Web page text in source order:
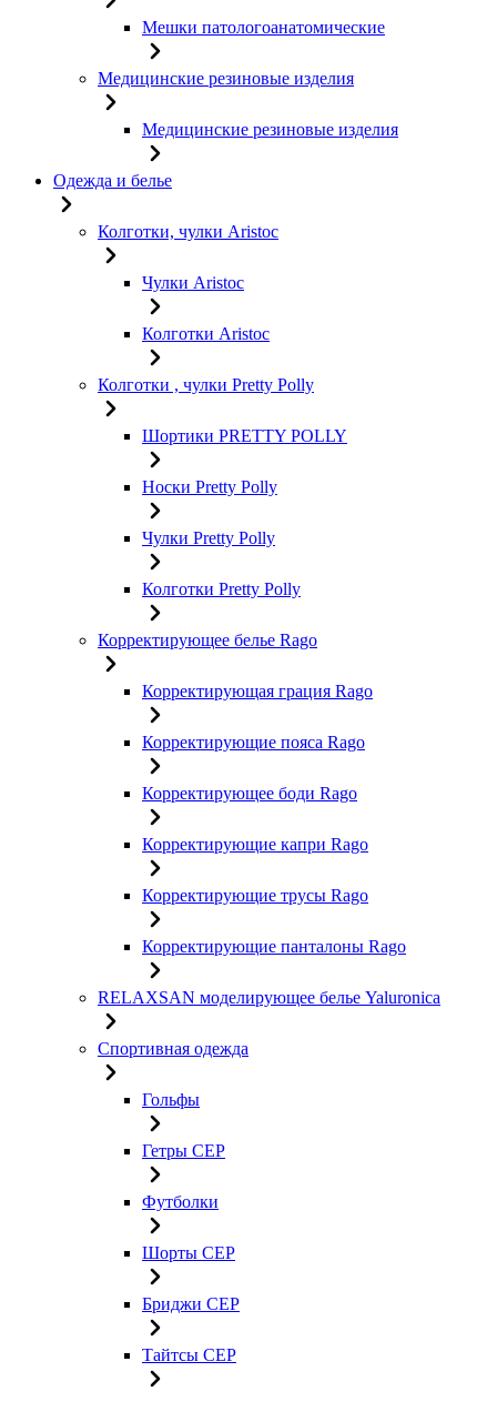
Мешки патологоанатомические
Медицинские резиновые изделия
Медицинские резиновые изделия
Одежда и белье
Колготки, чулки Aristoc
Чулки Aristoc
Колготки Aristoc
Колготки , чулки Pretty Polly
Шортики PRETTY POLLY
Носки Pretty Polly
Чулки Pretty Polly
Колготки Pretty Polly
Корректирующее белье Rago
Корректирующая грация Rago
Корректирующие пояса Rago
Корректирующее боди Rago
Корректирующие капри Rago
Корректирующие трусы Rago
Корректирующие панталоны Rago
RELAXSAN моделирующее белье Yaluroniсa
Спортивная одежда
Гольфы
Гетры CEP
Футболки
Шорты CEP
Бриджи CEP
Тайтсы CEP